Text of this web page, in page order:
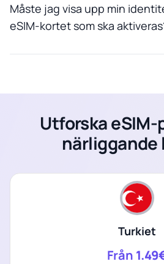
Måste jag visa upp min
eSIM-kortet som ska
Utforska
närliggande
Turkiet
Från